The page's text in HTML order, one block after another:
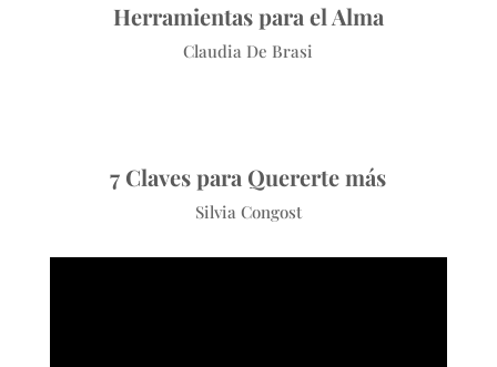
Herramientas para el Alma
Claudia De Brasi
7 Claves para Quererte más
Silvia Congost